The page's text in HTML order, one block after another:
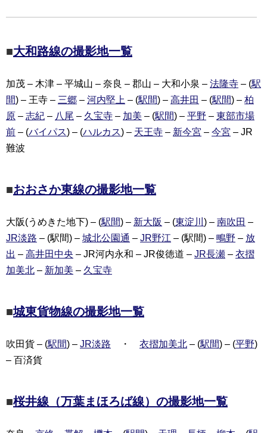
■大和路線の撮影地一覧
加茂 – 木津 – 平城山 – 奈良 – 郡山 – 大和小泉 – 法隆寺 – (駅
間) – 王寺 – 三郷 – 河内堅上 – (駅間) – 高井田 – (駅間) – 柏
原 – 志紀 – 八尾 – 久宝寺 – 加美 – (駅間) – 平野 – 東部市場
前 – (バイパス) – (ハルカス) – 天王寺 – 新今宮 – 今宮 – JR
難波
■おおさか東線の撮影地一覧
大阪(うめきた地下) – (駅間) – 新大阪 – (東淀川 ) – 南吹田 –
JR淡路 – (駅間) – 城北公園通 – JR野江 – (駅間) – 鴫野 – 放
出 – 高井田中央 – JR河内永和 – JR俊徳道 – JR長瀬 – 衣摺
加美北 – 新加美 – 久宝寺
■城東貨物線の撮影地一覧
吹田貨 – (駅間) – JR淡路 ・ 衣摺加美北 – (駅間) – (平野)
– 百済貨
■桜井線（万葉まほろば線）の撮影地一覧